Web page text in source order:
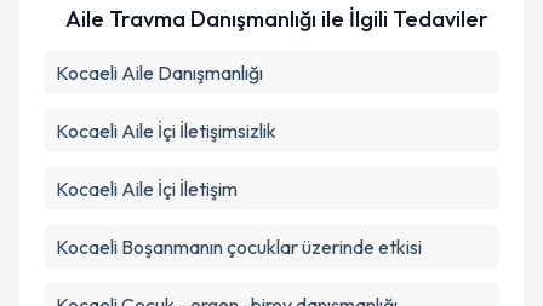
Aile Travma Danışmanlığı ile İlgili Tedaviler
Kocaeli Aile Danışmanlığı
Kocaeli Aile İçi İletişimsizlik
Kocaeli Aile İçi İletişim
Kocaeli Boşanmanın çocuklar üzerinde etkisi